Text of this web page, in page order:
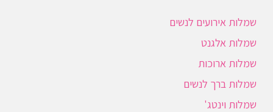
שמלות אירועים לנשים
שמלות אלגנט
שמלות ארוכות
שמלות ברך לנשים
שמלות וינטג'